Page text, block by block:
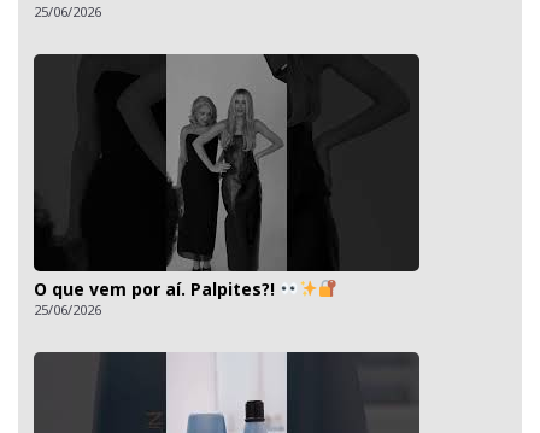
25/06/2026
O que vem por aí. Palpites?!
25/06/2026